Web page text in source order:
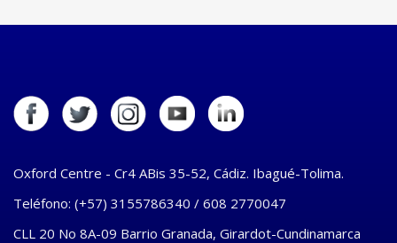
Oxford Centre - Cr4 ABis 35-52, Cádiz. Ibagué-Tolima.
Teléfono: (+57) 3155786340 / 608 2770047
CLL 20 No 8A-09 Barrio Granada, Girardot-Cundinamarca